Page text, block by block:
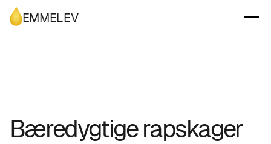
EMMELEV
Bæredygtige rapskager